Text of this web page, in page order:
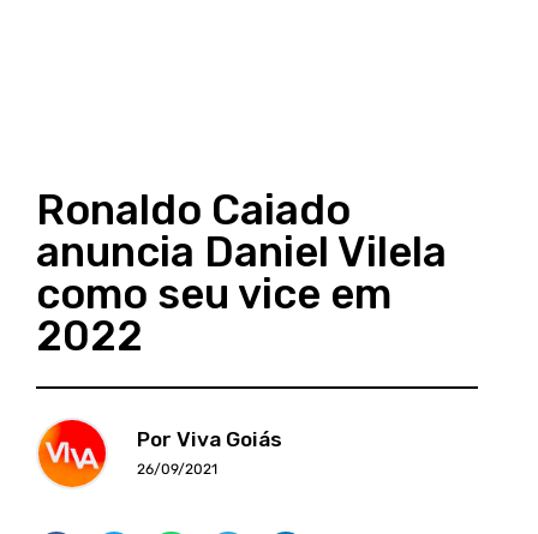
Ronaldo Caiado
anuncia Daniel Vilela
como seu vice em
2022
Por Viva Goiás
26/09/2021